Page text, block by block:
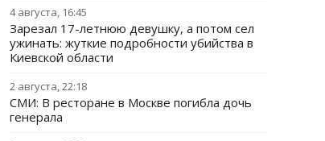
4 августа, 16:45
Зарезал 17-летнюю девушку, а потом сел
ужинать: жуткие подробности убийства в
Киевской области
2 августа, 22:18
СМИ: В ресторане в Москве погибла дочь
генерала